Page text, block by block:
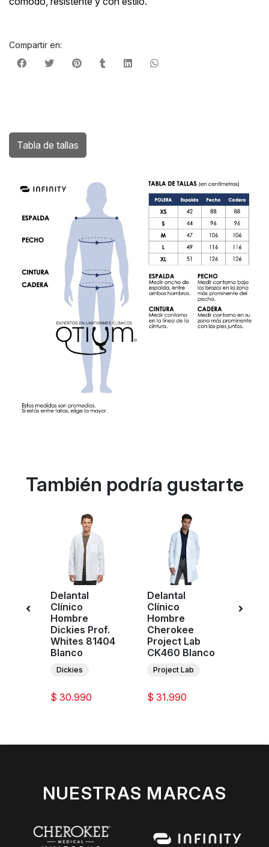
Compartir en:
Tabla de tallas
También podría gustarte
Delantal
Clínico
Hombre
Dickies Prof.
Whites 81404
Blanco
Dickies
$ 30.990
Delantal
Clínico
Hombre
Cherokee
Project Lab
CK460 Blanco
Project Lab
$ 31.990
NUESTRAS MARCAS